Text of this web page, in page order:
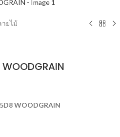
ยไม้
WOODGRAIN